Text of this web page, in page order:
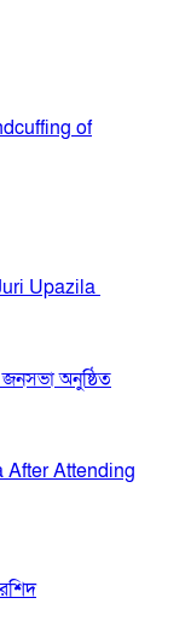
of
Upazila
অনুষ্ঠিত
Attending